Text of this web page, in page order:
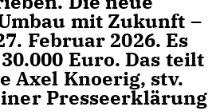
mit Zukunft –
Februar 2026. Es
Euro. Das teilt
Axel Knoerig, stv.
Presseerklärung